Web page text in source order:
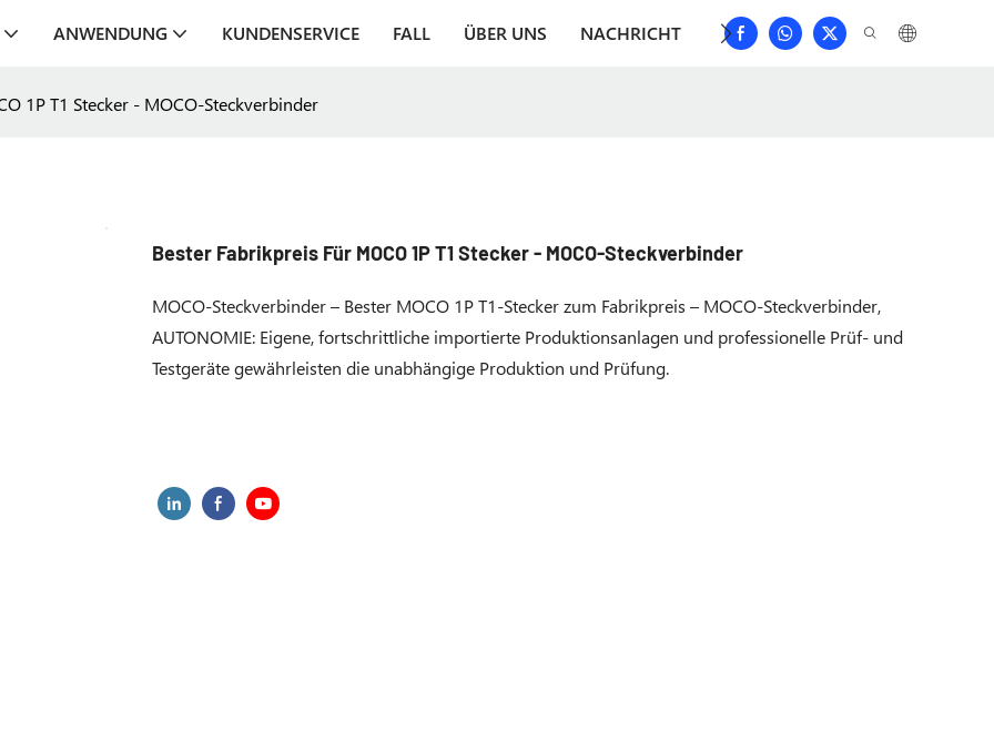
ANWENDUNG KUNDENSERVICE FALL ÜBER UNS NACHRICHT HERUNTERLADEN
1P T1 Stecker - MOCO-Steckverbinder
Bester Fabrikpreis Für MOCO 1P T1 Stecker - MOCO-Steckverbinder
MOCO-Steckverbinder – Bester MOCO 1P T1-Stecker zum Fabrikpreis – MOCO-Steckverbinder,
AUTONOMIE: Eigene, fortschrittliche importierte Produktionsanlagen und professionelle Prüf- und
Testgeräte gewährleisten die unabhängige Produktion und Prüfung.